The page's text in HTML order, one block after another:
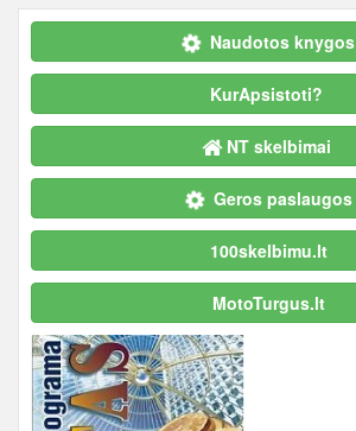
Naudotos knygos
KurApsistoti?
NT skelbimai
Geros paslaugos
100skelbimu.lt
MotoTurgus.lt